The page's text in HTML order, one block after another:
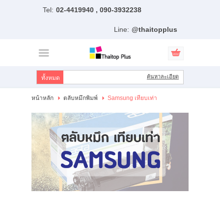
สมัครสมาชิก
สินค้าที่สนใจ
หน้าหลัก
สินค้า
แบรนด์
แผนกสินค้า
บัญชีผู้ใช้
Tel: 02-4419940 , 090-3932238
Line: @thaitopplus
ค้นหาละเอียด
หน้าหลัก ตลับหมึกพิมพ์ Samsung เทียบเท่า